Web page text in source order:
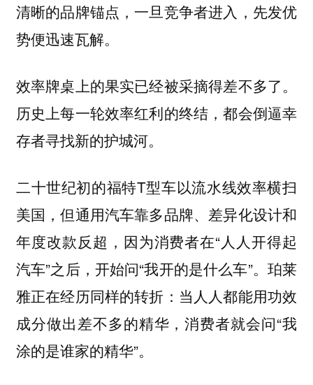
清晰的品牌锚点，一旦竞争者进入，先发优
势便迅速瓦解。
效率牌桌上的果实已经被采摘得差不多了。
历史上每一轮效率红利的终结，都会倒逼幸
存者寻找新的护城河。
二十世纪初的福特T型车以流水线效率横扫
美国，但通用汽车靠多品牌、差异化设计和
年度改款反超，因为消费者在“人人开得起
汽车”之后，开始问“我开的是什么车”。珀莱
雅正在经历同样的转折：当人人都能用功效
成分做出差不多的精华，消费者就会问“我
涂的是谁家的精华”。